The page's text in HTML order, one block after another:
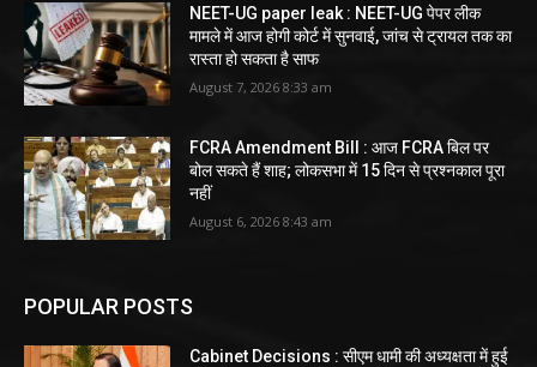
NEET-UG paper leak : NEET-UG पेपर लीक
मामले में आज होगी कोर्ट में सुनवाई, जांच से ट्रायल तक का
रास्ता हो सकता है साफ
August 7, 2026 8:33 am
FCRA Amendment Bill : आज FCRA बिल पर
बोल सकते हैं शाह; लोकसभा में 15 दिन से प्रश्नकाल पूरा
नहीं
August 6, 2026 8:43 am
POPULAR POSTS
Cabinet Decisions : सीएम धामी की अध्यक्षता में हुई